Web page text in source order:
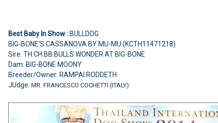
Best Baby In Show :BULLDOG
BIG-BONE'S CASSANOVA BY MU-MU (KCTH11471218)
Sire: TH.CH.BB.BULLS WONDER AT BIG-BONE
Dam: BIG-BONE MOONY
Breeder/Owner: RAMPAI RODDETH
JUdge: MR. FRANCESCO COCHETTI (ITALY)